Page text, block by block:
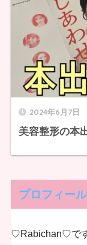
2024年6月7日
美容整形の本
プロフィール
♡Rabichan♡で